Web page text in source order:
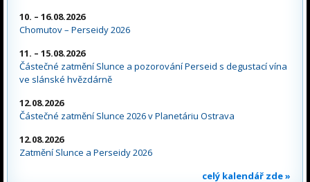
10. – 16.08.2026
Chomutov – Perseidy 2026
11. – 15.08.2026
Částečné zatmění Slunce a pozorování Perseid s degustací vína
ve slánské hvězdárně
12.08.2026
Částečné zatmění Slunce 2026 v Planetáriu Ostrava
12.08.2026
Zatmění Slunce a Perseidy 2026
celý kalendář zde »